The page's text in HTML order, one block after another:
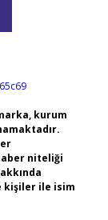
kurum
niteliği
kişiler ile isim